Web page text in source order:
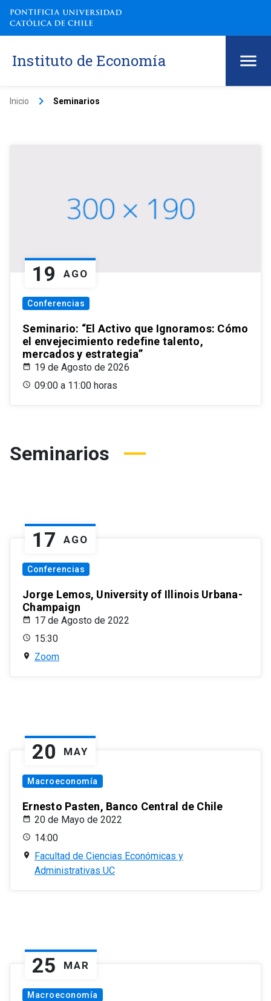
Instituto de Economía
Inicio keyboard_arrow_right Seminarios
19 AGO
Conferencias
Seminario: “El Activo que Ignoramos: Cómo
el envejecimiento redefine talento,
mercados y estrategia”
19 de Agosto de 2026
09:00 a 11:00 horas
Seminarios
17 AGO
Conferencias
Jorge Lemos, University of Illinois Urbana-
Champaign
17 de Agosto de 2022
15:30
Zoom
20 MAY
Macroeconomía
Ernesto Pasten, Banco Central de Chile
20 de Mayo de 2022
14:00
Facultad de Ciencias Económicas y
Administrativas UC
25 MAR
Macroeconomía